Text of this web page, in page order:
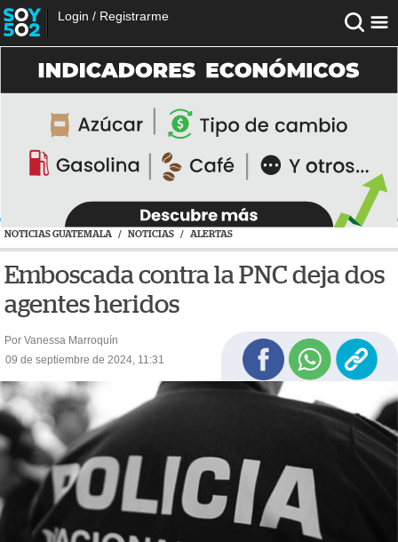
Login / Registrarme
NOTICIAS GUATEMALA / NOTICIAS / ALERTAS
Emboscada contra la PNC deja dos
agentes heridos
Por Vanessa Marroquín
09 de septiembre de 2024, 11:31